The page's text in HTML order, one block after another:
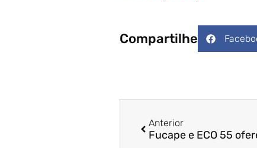
Compartilhe
Anterior